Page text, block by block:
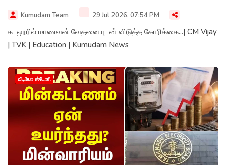
Kumudam Team 29 Jul 2026, 07:54 PM
கடலூரில் மாணவன் வேதனையுடன் விடுத்த கோரிக்கை...| CM Vijay
| TVK | Education | Kumudam News
வீடியோ ஸ்டோரி